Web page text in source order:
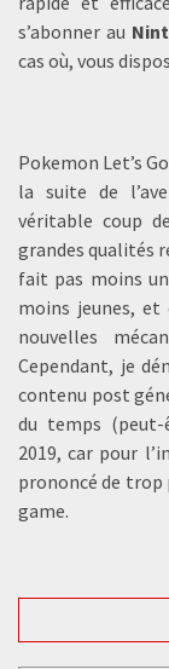
s’abonner au
cas où, vous
Pokemon Let’s
la suite de
véritable coup
grandes qualités
fait pas moins
moins jeunes, et
nouvelles
Cependant, je
contenu post
du temps
2019, car pour
prononcé de trop
game.